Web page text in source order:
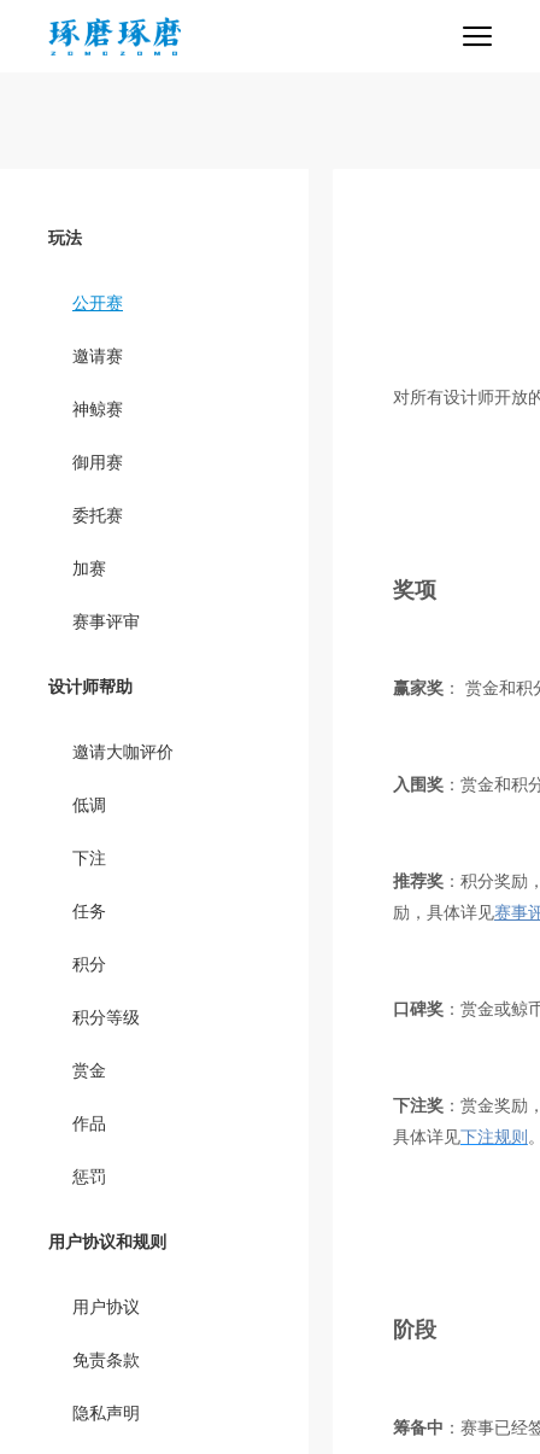
玩法
公开赛
邀请赛
神鲸赛
御用赛
委托赛
加赛
赛事评审
设计师帮助
邀请大咖评价
低调
下注
任务
积分
积分等级
赏金
作品
惩罚
用户协议和规则
用户协议
免责条款
隐私声明
对所有设计师开放
奖项
赢家奖： 赏金和积
入围奖：赏金和积
推荐奖：积分奖励
励，具体详见赛事
口碑奖：赏金或鲸
下注奖：赏金奖励
具体详见下注规则
阶段
筹备中 ：赛事已经